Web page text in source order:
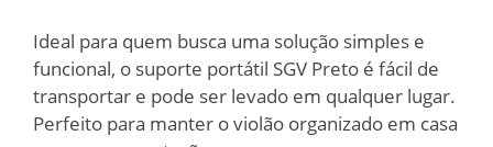
Ideal para quem busca uma solução simples e
funcional, o suporte portátil SGV Preto é fácil de
transportar e pode ser levado em qualquer lugar.
Perfeito para manter o violão organizado em casa